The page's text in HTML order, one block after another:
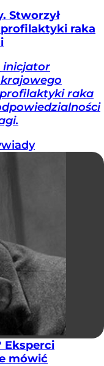
Stworzył
raka
inicjator
raka
Eksperci
mówić